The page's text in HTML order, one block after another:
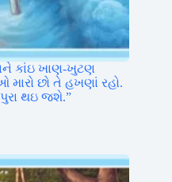
કાંઇ ખાણ-ખુટણ
મારો છો તે હખણાં રહો.
પુરા થઇ જશે.”